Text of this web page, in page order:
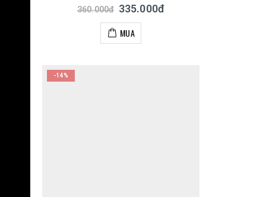
out of 5
360.000đ 335.000đ
MUA
-14%